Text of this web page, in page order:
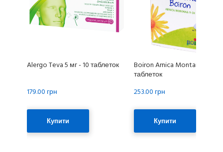
Alergo Teva 5 мг - 10 таблеток
179.00 грн
Купити
Boiron Arnica Montana 9 CH,
таблеток
253.00 грн
Купити